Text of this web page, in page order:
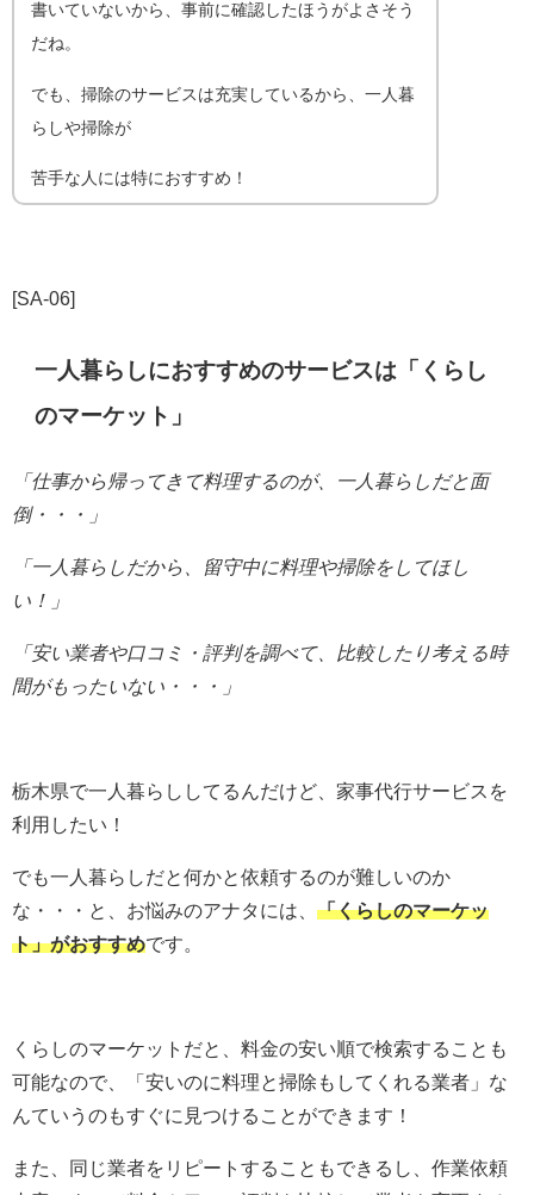
書いていないから、事前に確認したほうがよさそう
だね。
でも、掃除のサービスは充実しているから、一人暮
らしや掃除が
苦手な人には特におすすめ！
[SA-06]
一人暮らしにおすすめのサービスは「くらし
のマーケット」
「仕事から帰ってきて料理するのが、一人暮らしだと面
倒・・・」
「一人暮らしだから、留守中に料理や掃除をしてほし
い！」
「安い業者や口コミ・評判を調べて、比較したり考える時
間がもったいない・・・」
栃木県で一人暮らししてるんだけど、家事代行サービスを
利用したい！
でも一人暮らしだと何かと依頼するのが難しいのか
な・・・と、お悩みのアナタには、 「くらしのマーケッ
ト」がおすすめです。
くらしのマーケットだと、料金の安い順で検索することも
可能なので、「安いのに料理と掃除もしてくれる業者」な
んていうのもすぐに見つけることができます！
また、同じ業者をリピートすることもできるし、作業依頼